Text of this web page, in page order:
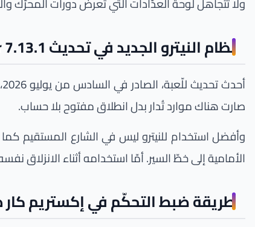
نظام النيترو الجديد في تحديث Extreme Car Driving Simulator 7.13.1
صارت هناك موارد تُدار بدل انطلاق مفتوح بلا حساب.
وأفضل استخدام للنيترو ليس في الشارع المستقيم
الأمامية إلى خطّ السير. أمّا استخدامه أثناء الانزلاق
طريقة ضبط التحكّم في إكستريم كار